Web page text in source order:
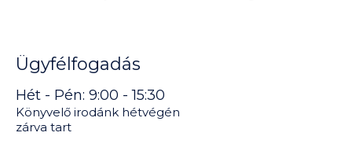
Ügyfélfogadás
Hét - Pén: 9:00 - 15:30
Könyvelő irodánk hétvégén
zárva tart